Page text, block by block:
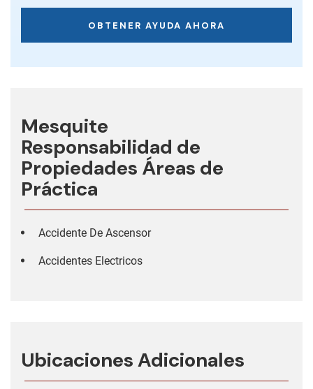
Mesquite
Responsabilidad de
Propiedades Áreas de
Práctica
Accidente De Ascensor
Accidentes Electricos
Ubicaciones Adicionales